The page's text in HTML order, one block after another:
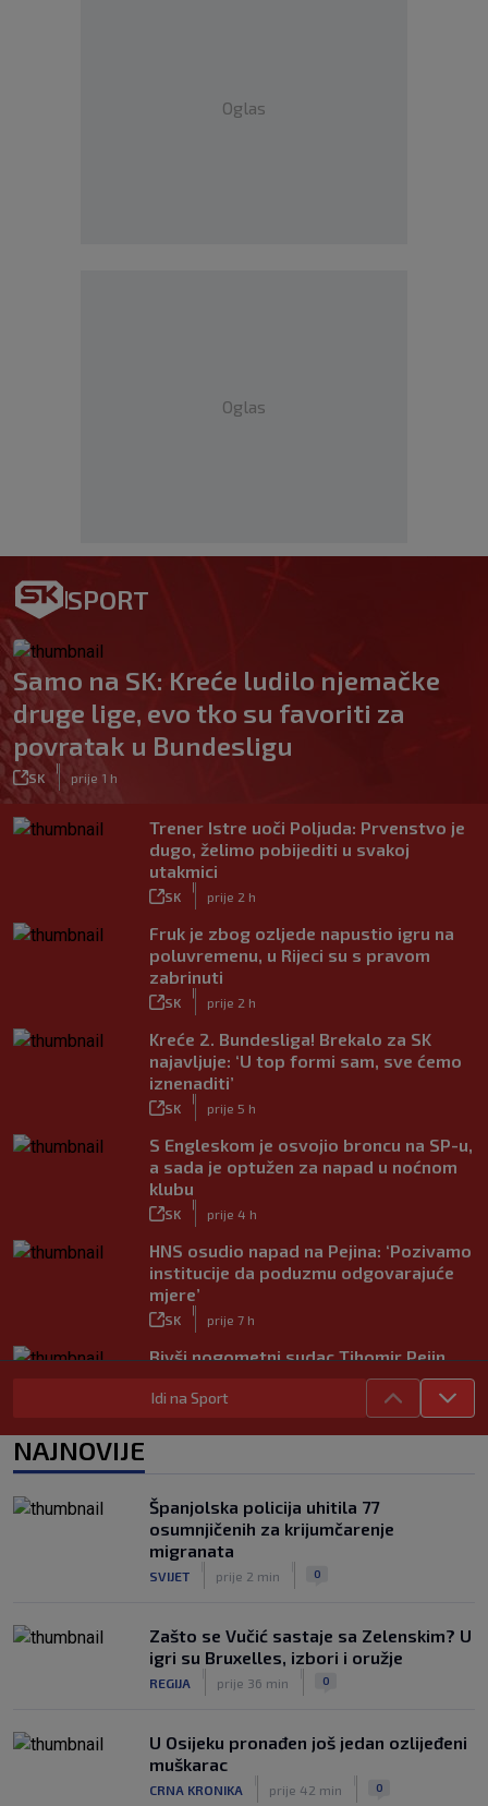
Oglas
Oglas
SPORT
Samo na SK: Kreće ludilo njemačke
druge lige, evo tko su favoriti za
povratak u Bundesligu
SK prije 1 h
Trener Istre uoči Poljuda: Prvenstvo je
dugo, želimo pobijediti u svakoj
utakmici
SK prije 2 h
Fruk je zbog ozljede napustio igru na
poluvremenu, u Rijeci su s pravom
zabrinuti
SK prije 2 h
Kreće 2. Bundesliga! Brekalo za SK
najavljuje: ‘U top formi sam, sve ćemo
iznenaditi’
SK prije 5 h
S Engleskom je osvojio broncu na SP-u,
a sada je optužen za napad u noćnom
klubu
SK prije 4 h
HNS osudio napad na Pejina: ‘Pozivamo
institucije da poduzmu odgovarajuće
mjere’
SK prije 7 h
Bivši nogometni sudac Tihomir Pejin
pretučen u Osijeku, policija istražuje
brutalni napad
Idi na Sport
NAJNOVIJE
Španjolska policija uhitila 77
osumnjičenih za krijumčarenje
migranata
SVIJET prije 2 min 0
Zašto se Vučić sastaje sa Zelenskim? U
igri su Bruxelles, izbori i oružje
REGIJA prije 36 min 0
U Osijeku pronađen još jedan ozlijeđeni
muškarac
CRNA KRONIKA prije 42 min 0